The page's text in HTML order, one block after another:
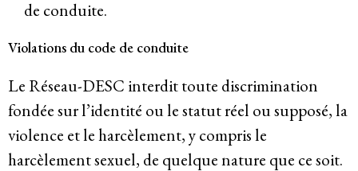
de conduite.
Violations du code de conduite
Le Réseau-DESC interdit toute discrimination
fondée sur l’identité ou le statut réel ou supposé, la
violence et le harcèlement, y compris le
harcèlement sexuel, de quelque nature que ce soit.